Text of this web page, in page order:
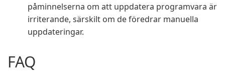
påminnelserna om att uppdatera programvara är
irriterande, särskilt om de föredrar manuella
uppdateringar.
FAQ